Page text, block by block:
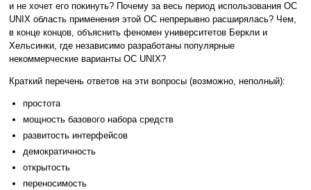
и не хочет его покинуть? Почему за весь период использования ОС
UNIX область применения этой ОС непрерывно расширялась? Чем,
в конце концов, объяснить феномен университетов Беркли и
Хельсинки, где независимо разработаны популярные
некоммерческие варианты ОС UNIX?
Краткий перечень ответов на эти вопросы (возможно, неполный):
простота
мощность базового набора средств
развитость интерфейсов
демократичность
открытость
переносимость